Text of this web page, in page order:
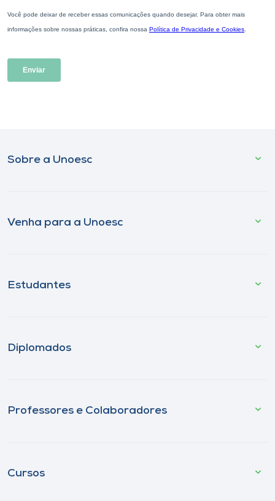
Sobre a Unoesc
Venha para a Unoesc
Estudantes
Diplomados
Professores e Colaboradores
Cursos